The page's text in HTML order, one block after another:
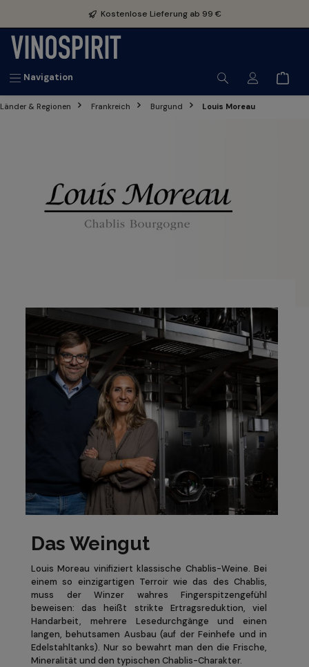
Kostenlose Lieferung ab 99 €
Navigation
Länder & Regionen Frankreich Burgund Louis Moreau
Das Weingut
Louis Moreau vinifiziert klassische Chablis-Weine. Bei
einem so einzigartigen Terroir wie das des Chablis,
muss der Winzer wahres Fingerspitzengefühl
beweisen: das heißt strikte Ertragsreduktion, viel
Handarbeit, mehrere Lesedurchgänge und einen
langen, behutsamen Ausbau (auf der Feinhefe und in
Edelstahltanks). Nur so bewahrt man den die Frische,
Mineralität und den typischen Chablis-Charakter.